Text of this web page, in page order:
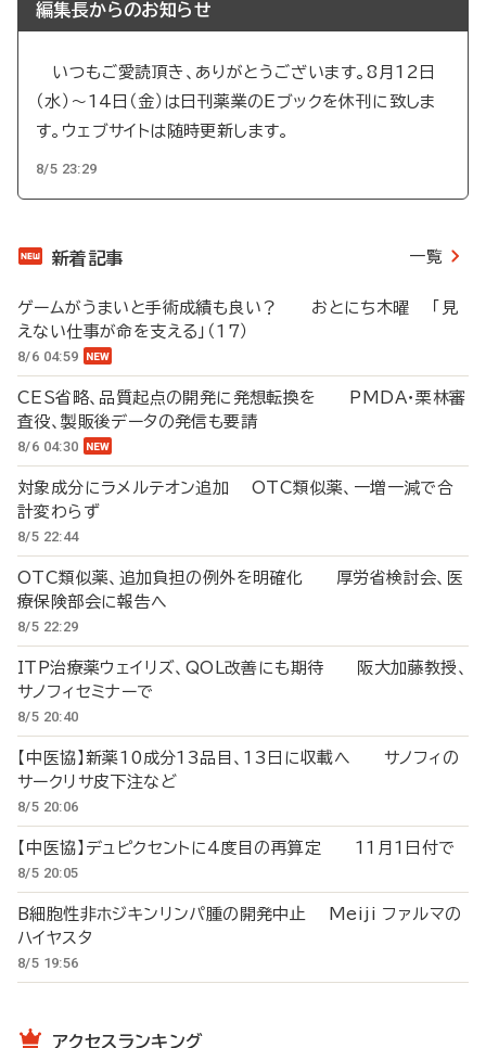
編集長からのお知らせ
いつもご愛読頂き、ありがとうございます。8月12日
（水）～14日（金）は日刊薬業のEブックを休刊に致しま
す。ウェブサイトは随時更新します。
8/5 23:29
新着記事 一覧
ゲームがうまいと手術成績も良い？ おとにち木曜 「見
えない仕事が命を支える」（17）
8/6 04:59
CES省略、品質起点の開発に発想転換を PMDA・栗林審
査役、製販後データの発信も要請
8/6 04:30
対象成分にラメルテオン追加 OTC類似薬、一増一減で合
計変わらず
8/5 22:44
OTC類似薬、追加負担の例外を明確化 厚労省検討会、医
療保険部会に報告へ
8/5 22:29
ITP治療薬ウェイリズ、QOL改善にも期待 阪大加藤教授、
サノフィセミナーで
8/5 20:40
【中医協】新薬10成分13品目、13日に収載へ サノフィの
サークリサ皮下注など
8/5 20:06
【中医協】デュピクセントに4度目の再算定 11月1日付で
8/5 20:05
B細胞性非ホジキンリンパ腫の開発中止 Meiji ファルマの
ハイヤスタ
8/5 19:56
アクセスランキング